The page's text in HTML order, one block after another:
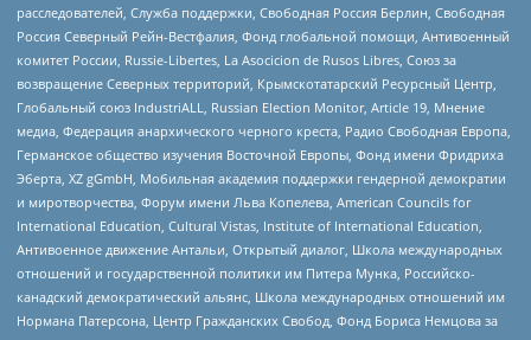
расследователей, Служба поддержки, Свободная Россия Берлин, Свободная
Россия Северный Рейн-Вестфалия, Фонд глобальной помощи, Антивоенный
комитет России, Russie-Libertes, La Asocicion de Rusos Libres, Союз за
возвращение Северных территорий, Крымскотатарский Ресурсный Центр,
Глобальный союз IndustriALL, Russian Election Monitor, Article 19, Мнение
медиа, Федерация анархического черного креста, Радио Свободная Европа,
Германское общество изучения Восточной Европы, Фонд имени Фридриха
Эберта, XZ gGmbH, Мобильная академия поддержки гендерной демократии
и миротворчества, Форум имени Льва Копелева, American Councils for
International Education, Cultural Vistas, Institute of International Education,
Антивоенное движение Антальи, Открытый диалог, Школа международных
отношений и государственной политики им Питера Мунка, Российско-
канадский демократический альянс, Школа международных отношений им
Нормана Патерсона, Центр Гражданских Свобод, Фонд Бориса Немцова за